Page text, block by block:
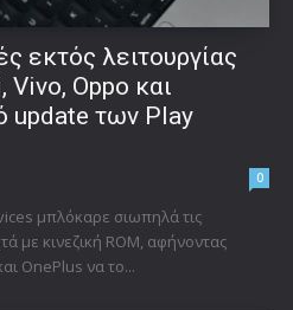
εκτός λειτουργίας
Vivo, Oppo και
update των Play
0
μπλόκαρε σιωπηλά τις
με κινεζική ROM, αφήνοντας
OnePlus να το...